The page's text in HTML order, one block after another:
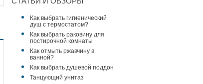
Как выбрать гигиенический
душ с термостатом?
Как выбрать раковину для
постирочной комнаты
Как отмыть ржавчину в
ванной?
Как выбрать душевой поддон
Танцующий унитаз